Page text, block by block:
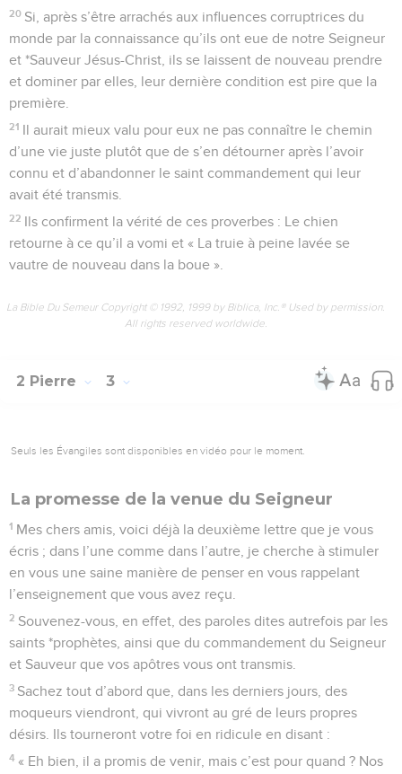
20 Si, après s’être arrachés aux influences corruptrices du
monde par la connaissance qu’ils ont eue de notre Seigneur
et *Sauveur Jésus-Christ, ils se laissent de nouveau prendre
et dominer par elles, leur dernière condition est pire que la
première.
21 Il aurait mieux valu pour eux ne pas connaître le chemin
d’une vie juste plutôt que de s’en détourner après l’avoir
connu et d’abandonner le saint commandement qui leur
avait été transmis.
22 Ils confirment la vérité de ces proverbes : Le chien
retourne à ce qu’il a vomi et « La truie à peine lavée se
vautre de nouveau dans la boue ».
La Bible Du Semeur Copyright © 1992, 1999 by Biblica, Inc.® Used by permission.
All rights reserved worldwide.
2 Pierre 3
Seuls les Évangiles sont disponibles en vidéo pour le moment.
La promesse de la venue du Seigneur
1 Mes chers amis, voici déjà la deuxième lettre que je vous
écris ; dans l’une comme dans l’autre, je cherche à stimuler
en vous une saine manière de penser en vous rappelant
l’enseignement que vous avez reçu.
2 Souvenez-vous, en effet, des paroles dites autrefois par les
saints *prophètes, ainsi que du commandement du Seigneur
et Sauveur que vos apôtres vous ont transmis.
3 Sachez tout d’abord que, dans les derniers jours, des
moqueurs viendront, qui vivront au gré de leurs propres
désirs. Ils tourneront votre foi en ridicule en disant :
4 « Eh bien, il a promis de venir, mais c’est pour quand ? Nos